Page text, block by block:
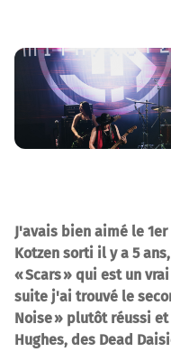
J'avais bien aimé le
Kotzen sorti il y a 5
« Scars » qui est un
suite j'ai trouvé le
Noise » plutôt réussi
Hughes, des Dead